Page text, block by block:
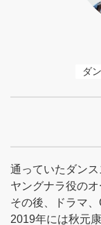
ダ
通っていたダンス
ヤングナラ役の
その後、ドラマ
2019年には秋元